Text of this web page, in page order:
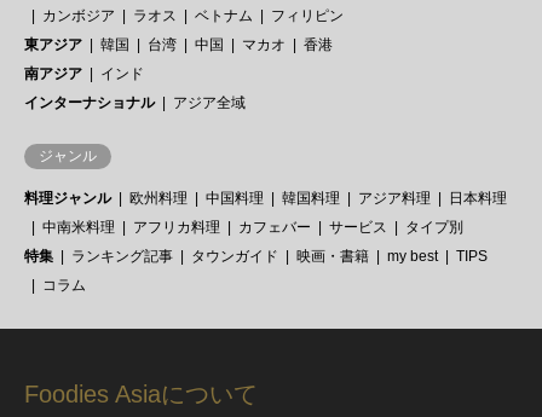
カンボジア
ラオス ベトナム
フィリピン
東アジア
韓国 台湾 中国 マカオ
香港
南アジア
インド
インターナショナル
アジア全域
ジャンル
料理ジャンル 欧州料理 中国料理 韓国料理 アジア料理
日本料理
中南米料理
アフリカ料理 カフェバー サービス
タイプ別
特集
ランキング記事 タウンガイド 映画・書籍 my best
TIPS
コラム
Foodies Asiaについて